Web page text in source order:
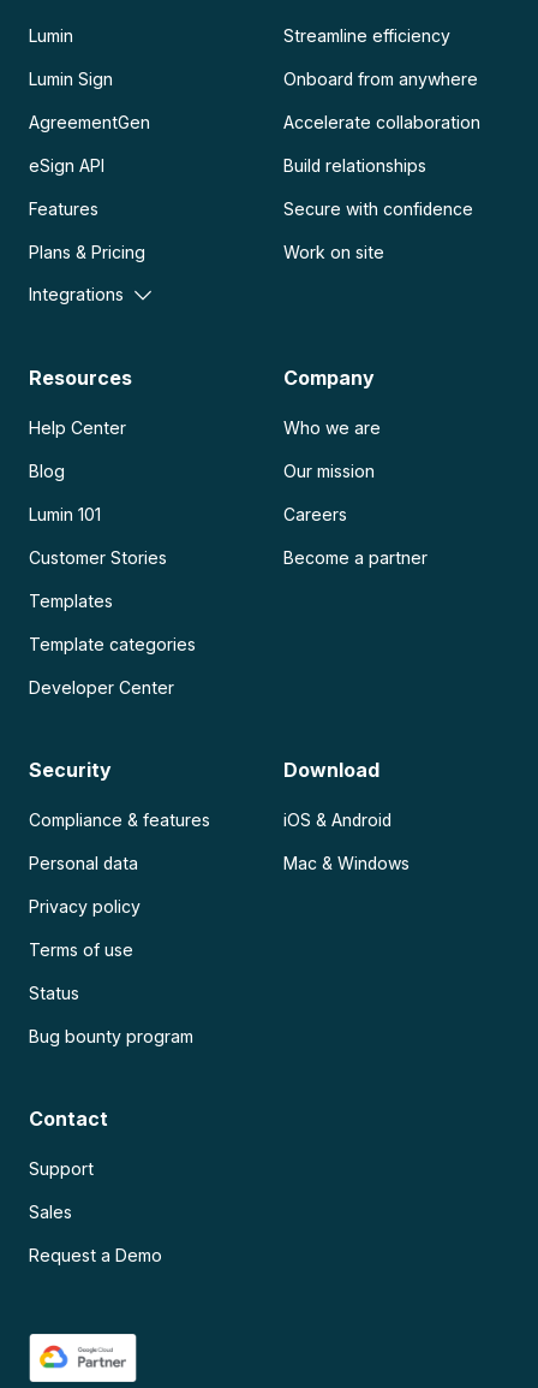
Lumin
Lumin Sign
AgreementGen
eSign API
Features
Plans & Pricing
Integrations
Streamline efficiency
Onboard from anywhere
Accelerate collaboration
Build relationships
Secure with confidence
Work on site
Resources
Help Center
Blog
Lumin 101
Customer Stories
Templates
Template categories
Developer Center
Company
Who we are
Our mission
Careers
Become a partner
Security
Compliance & features
Personal data
Privacy policy
Terms of use
Status
Bug bounty program
Download
iOS & Android
Mac & Windows
Contact
Support
Sales
Request a Demo